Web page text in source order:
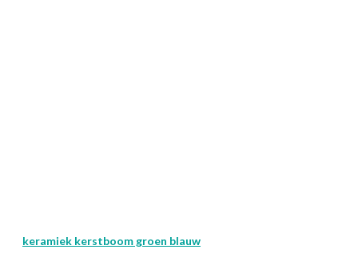
keramiek kerstboom groen blauw